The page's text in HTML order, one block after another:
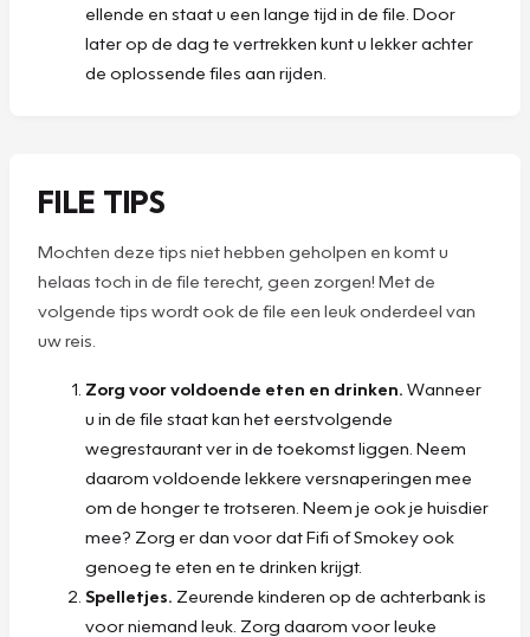
ellende en staat u een lange tijd in de file. Door
later op de dag te vertrekken kunt u lekker achter
de oplossende files aan rijden.
FILE TIPS
Mochten deze tips niet hebben geholpen en komt u
helaas toch in de file terecht, geen zorgen! Met de
volgende tips wordt ook de file een leuk onderdeel van
uw reis.
Zorg voor voldoende eten en drinken. Wanneer
u in de file staat kan het eerstvolgende
wegrestaurant ver in de toekomst liggen. Neem
daarom voldoende lekkere versnaperingen mee
om de honger te trotseren. Neem je ook je huisdier
mee? Zorg er dan voor dat Fifi of Smokey ook
genoeg te eten en te drinken krijgt.
Spelletjes. Zeurende kinderen op de achterbank is
voor niemand leuk. Zorg daarom voor leuke